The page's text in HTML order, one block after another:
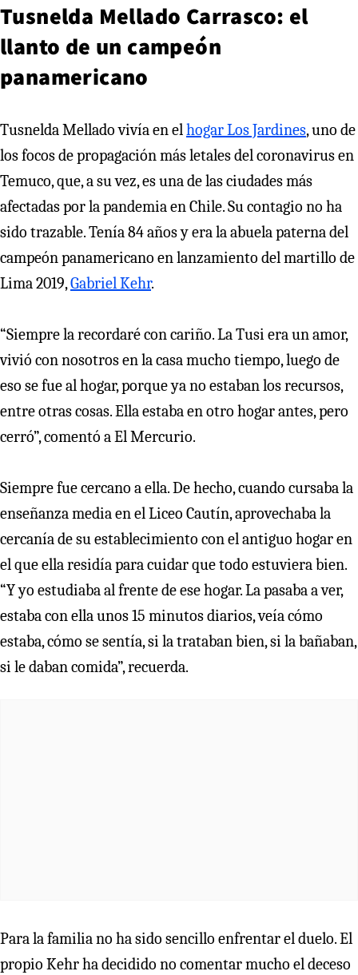
Tusnelda Mellado Carrasco: el
llanto de un campeón
panamericano
Tusnelda Mellado vivía en elhogar Los Jardines, uno de
los focos de propagación más letales del coronavirus en
Temuco, que, a su vez, es una de las ciudades más
afectadas por la pandemia en Chile. Su contagio no ha
sido trazable. Tenía 84 años y era la abuela paterna del
campeón panamericano en lanzamiento del martillo de
Lima 2019,Gabriel Kehr.
“Siempre la recordaré con cariño. La Tusi era un amor,
vivió con nosotros en la casa mucho tiempo, luego de
eso se fue al hogar, porque ya no estaban los recursos,
entre otras cosas. Ella estaba en otro hogar antes, pero
cerró”, comentó a El Mercurio.
Siempre fue cercano a ella. De hecho, cuando cursaba la
enseñanza media en el Liceo Cautín, aprovechaba la
cercanía de su establecimiento con el antiguo hogar en
el que ella residía para cuidar que todo estuviera bien.
“Y yo estudiaba al frente de ese hogar. La pasaba a ver,
estaba con ella unos 15 minutos diarios, veía cómo
estaba, cómo se sentía, si la trataban bien, si la bañaban,
si le daban comida”, recuerda.
Para la familia no ha sido sencillo enfrentar el duelo. El
propio Kehr ha decidido no comentar mucho el deceso